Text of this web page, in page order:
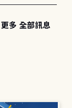
更多 全部訊息